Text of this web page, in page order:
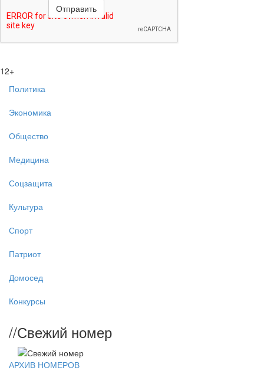
12+
Политика
Экономика
Общество
Медицина
Соцзащита
Культура
Спорт
Патриот
Домосед
Конкурсы
//Свежий номер
АРХИВ НОМЕРОВ